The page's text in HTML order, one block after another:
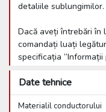
detaliile sublungimilor.
Dacă aveți întrebări în
comandați luați
specificația ”Informații
Date tehnice
Materialil conductorului